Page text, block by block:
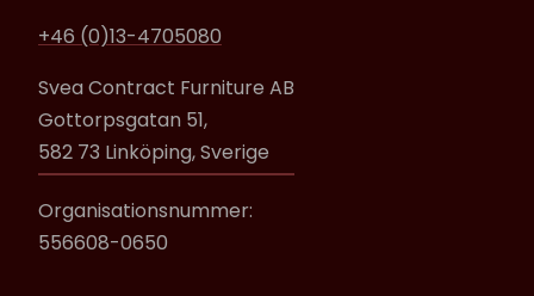
+46 (0)13-4705080
Svea Contract Furniture AB
Gottorpsgatan 51,
582 73 Linköping, Sverige
Organisationsnummer:
556608-0650